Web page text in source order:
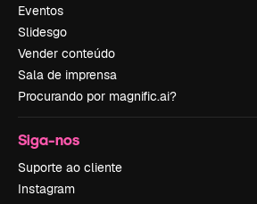
Eventos
Slidesgo
Vender conteúdo
Sala de imprensa
Procurando por magnific.ai?
Siga-nos
Suporte ao cliente
Instagram